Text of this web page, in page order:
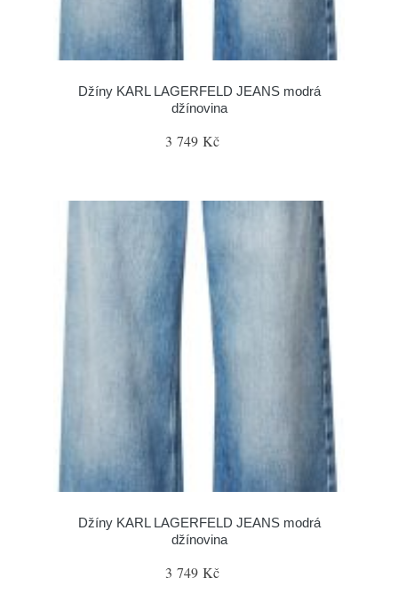
Džíny KARL LAGERFELD JEANS modrá
džínovina
3 749 Kč
Džíny KARL LAGERFELD JEANS modrá
džínovina
3 749 Kč